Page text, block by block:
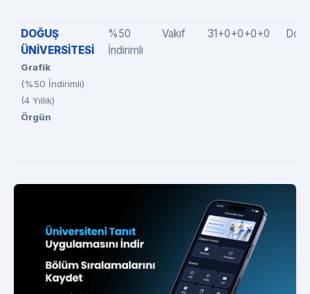
DOĞUŞ
ÜNİVERSİTESİ
Grafik
(%50 İndirimli)
(4 Yıllık)
Örgün
%50
İndirimli
Vakıf 31+0+0+0+0